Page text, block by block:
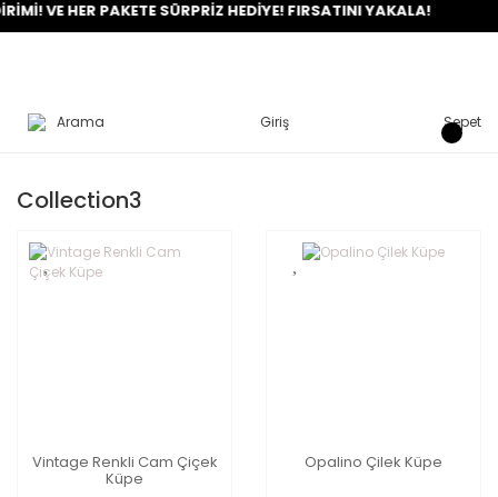
VE HER PAKETE SÜRPRİZ HEDİYE! FIRSATINI YAKALA!
Arama Giriş Sepet
Collection3
Vintage Renkli Cam Çiçek
Küpe
Opalino Çilek Küpe